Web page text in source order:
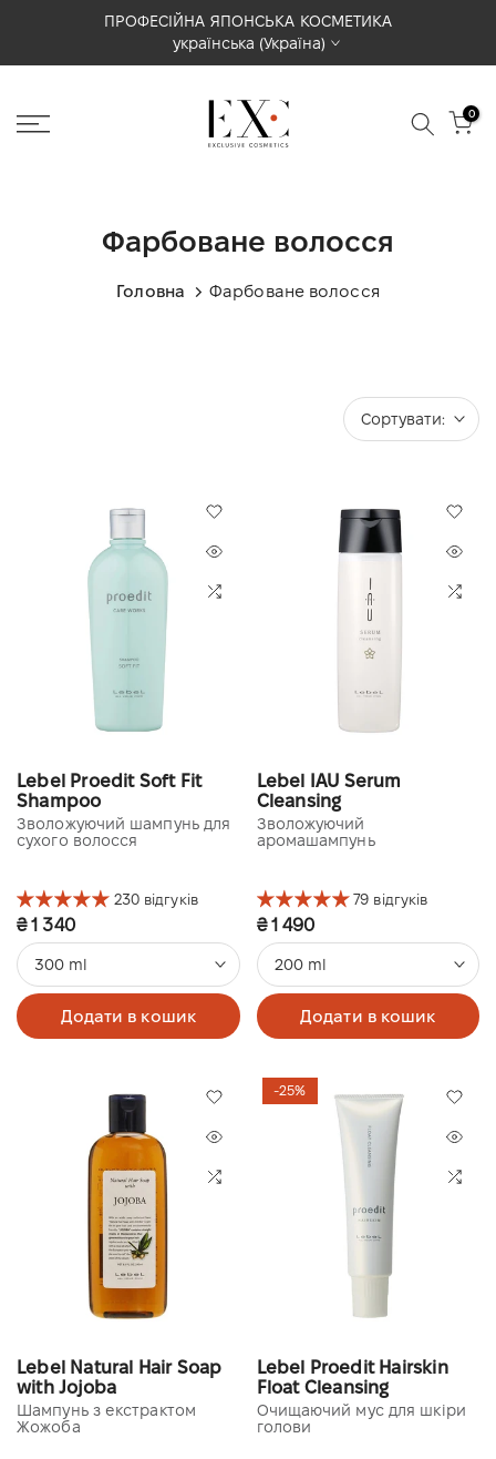
вмісту
ПРОФЕСІЙНА ЯПОНСЬКА КОСМЕТИКА
українська (Україна)
0
Фарбоване волосся
Головна Фарбоване волосся
Сортувати:
Lebel Proedit Soft Fit
Shampoo
Зволожуючий шампунь для
сухого волосся
230 відгуків
₴ 1 340
300 ml
Додати в кошик
Lebel IAU Serum
Cleansing
Зволожуючий
аромашампунь
79 відгуків
₴ 1 490
200 ml
Додати в кошик
Lebel Natural Hair Soap
with Jojoba
Шампунь з екстрактом
Жожоба
-25%
Lebel Proedit Hairskin
Float Cleansing
Очищаючий мус для шкіри
голови